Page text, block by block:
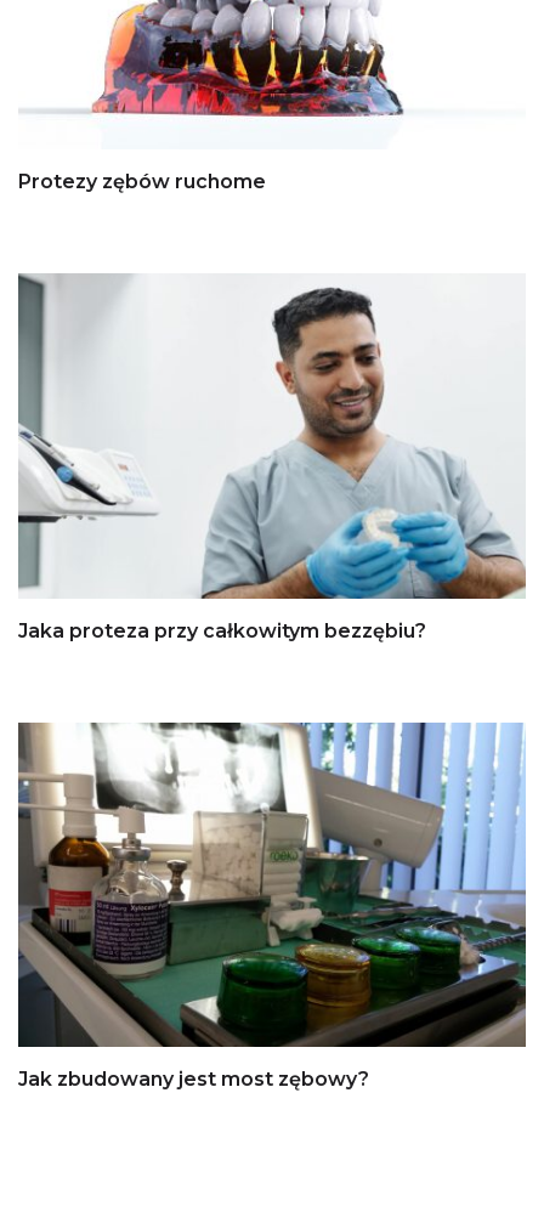
Protezy zębów ruchome
Jaka proteza przy całkowitym bezzębiu?
Jak zbudowany jest most zębowy?